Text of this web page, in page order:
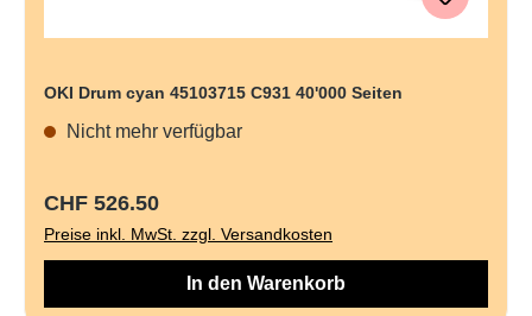
OKI Drum cyan 45103715 C931 40'000 Seiten
Nicht mehr verfügbar
Regulärer Preis:
CHF 526.50
Preise inkl. MwSt. zzgl. Versandkosten
In den Warenkorb